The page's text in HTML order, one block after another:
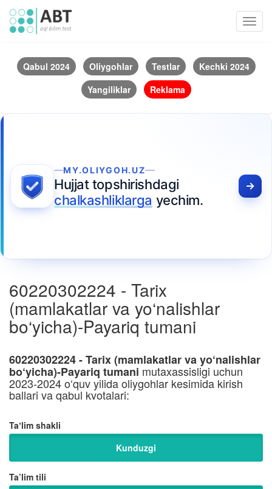
Qabul 2024 Oliygohlar Testlar
Kechki 2024
Yangiliklar
Reklama
MY.OLIYGOH.UZ
Hujjat topshirishdagi
chalkashliklarga yechim.
60220302224 - Tarix
(mamlakatlar va yo‘nalishlar
bo‘yicha)-Payariq tumani
60220302224 - Tarix (mamlakatlar va yo‘nalishlar
bo‘yicha)-Payariq tumani mutaxassisligi uchun
2023-2024 o‘quv yilida oliygohlar kesimida kirish
ballari va qabul kvotalari:
Taʼlim shakli
Kunduzgi
Ta’lim tili